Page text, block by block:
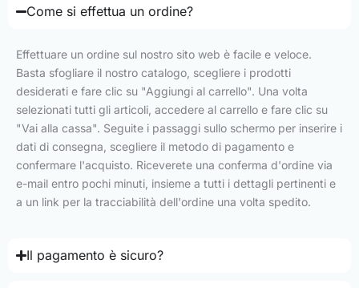
Come si effettua un ordine?
Effettuare un ordine sul nostro sito web è facile e veloce.
Basta sfogliare il nostro catalogo, scegliere i prodotti
desiderati e fare clic su "Aggiungi al carrello". Una volta
selezionati tutti gli articoli, accedere al carrello e fare clic su
"Vai alla cassa". Seguite i passaggi sullo schermo per inserire i
dati di consegna, scegliere il metodo di pagamento e
confermare l'acquisto. Riceverete una conferma d'ordine via
e-mail entro pochi minuti, insieme a tutti i dettagli pertinenti e
a un link per la tracciabilità dell'ordine una volta spedito.
Il pagamento è sicuro?